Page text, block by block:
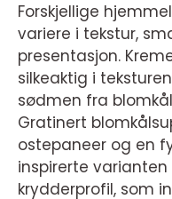
Forskjellige
variere i tekstur,
presentasjon.
silkeaktig i
sødmen fra
Gratinert
ostepaneer og en
inspirerte varianten
krydderprofil, som